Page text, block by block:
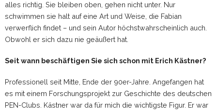
alles richtig. Sie bleiben oben, gehen nicht unter. Nur
schwimmen sie halt auf eine Art und Weise, die Fabian
verwerflich findet – und sein Autor höchstwahrscheinlich auch.
Obwohl er sich dazu nie geäußert hat.
Seit wann beschäftigen Sie sich schon mit Erich Kästner?
Professionell seit Mitte, Ende der 90er-Jahre. Angefangen hat
es mit einem Forschungsprojekt zur Geschichte des deutschen
PEN-Clubs. Kästner war da für mich die wichtigste Figur. Er war